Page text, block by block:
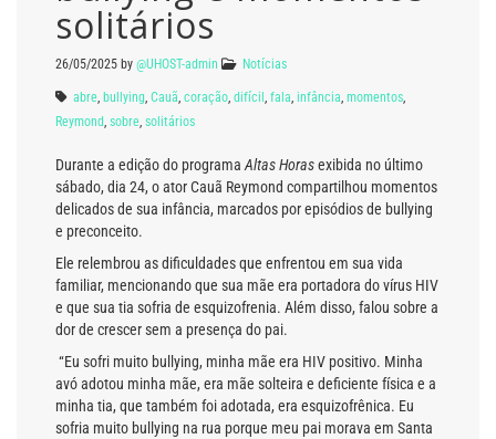
solitários
26/05/2025 by @UHOST-admin Notícias
abre bullying Cauã coração difícil fala infância momentos
Reymond sobre solitários
Durante a edição do programa Altas Horasexibida no último
sábado, dia 24, o ator Cauã Reymond compartilhou momentos
delicados de sua infância, marcados por episódios de bullying
e preconceito.
Ele relembrou as dificuldades que enfrentou em sua vida
familiar, mencionando que sua mãe era portadora do vírus HIV
e que sua tia sofria de esquizofrenia. Além disso, falou sobre a
dor de crescer sem a presença do pai.
“Eu sofri muito bullying, minha mãe era HIV positivo. Minha
avó adotou minha mãe, era mãe solteira e deficiente física e a
minha tia, que também foi adotada, era esquizofrênica. Eu
sofria muito bullying na rua porque meu pai morava em Santa